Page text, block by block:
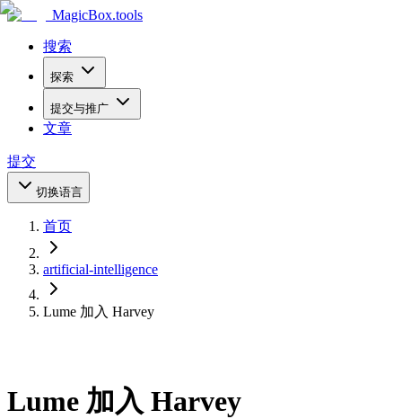
MagicBox.tools
搜索
探索
提交与推广
文章
提交
切换语言
首页
artificial-intelligence
Lume 加入 Harvey
Lume 加入 Harvey